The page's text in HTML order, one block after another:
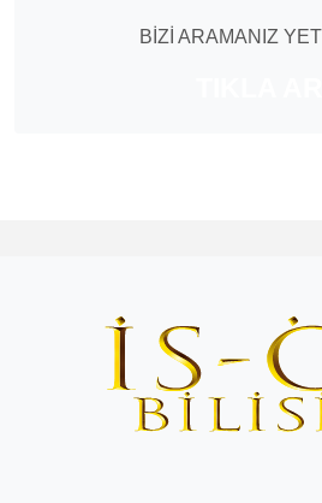
BİZİ ARAMANIZ